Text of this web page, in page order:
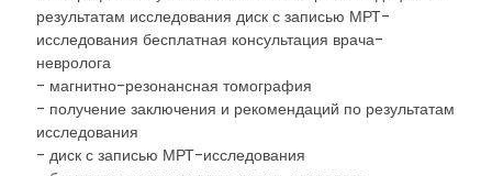
результатам исследования диск с записью МРТ-
исследования бесплатная консультация врача-
невролога
- магнитно-резонансная томография
- получение заключения и рекомендаций по результатам
исследования
- диск с записью МРТ-исследования